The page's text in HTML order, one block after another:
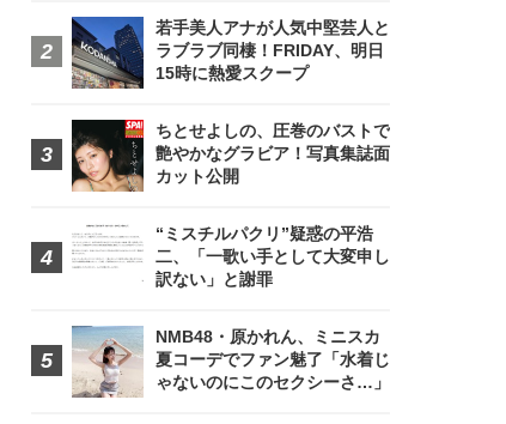
若手美人アナが人気中堅芸人と
ラブラブ同棲！FRIDAY、明日
15時に熱愛スクープ
ちとせよしの、圧巻のバストで
艶やかなグラビア！写真集誌面
カット公開
“ミスチルパクリ”疑惑の平浩
二、「一歌い手として大変申し
訳ない」と謝罪
NMB48・原かれん、ミニスカ
夏コーデでファン魅了「水着じ
ゃないのにこのセクシーさ…」